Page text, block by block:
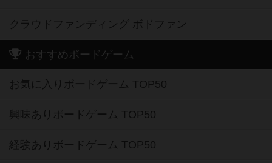
クラウドファンディング ボドファン
おすすめボードゲーム
お気に入りボードゲーム TOP50
興味ありボードゲーム TOP50
経験ありボードゲーム TOP50